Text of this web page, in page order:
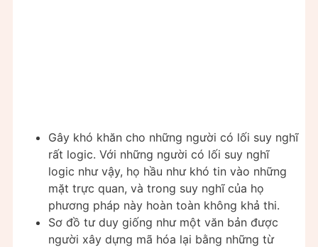
Gây khó khăn cho những người có lối suy nghĩ
rất logic. Với những người có lối suy nghĩ
logic như vậy, họ hầu như khó tin vào những
mặt trực quan, và trong suy nghĩ của họ
phương pháp này hoàn toàn không khả thi.
Sơ đồ tư duy giống như một văn bản được
người xây dựng mã hóa lại bằng những từ